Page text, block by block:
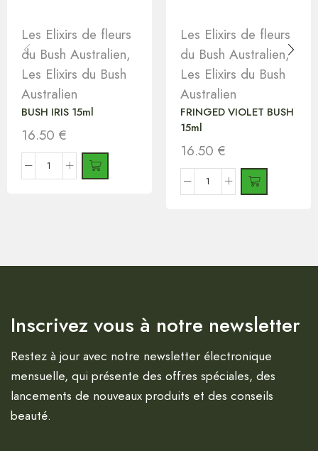
Les Elixirs de fleurs
du Bush Australien,
Les Elixirs du Bush
Australien
BUSH IRIS 15ml
16.50 €
Les Elixirs de fleurs
du Bush Australien,
Les Elixirs du Bush
Australien
FRINGED VIOLET BUSH
15ml
16.50 €
Inscrivez vous à notre newsletter
Restez à jour avec notre newsletter électronique
mensuelle, qui présente des offres spéciales, des
lancements de nouveaux produits et des conseils
beauté.